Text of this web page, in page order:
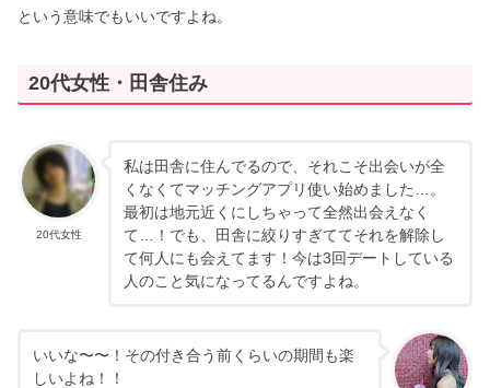
という意味でもいいですよね。
20代女性・田舎住み
20代女性
私は田舎に住んでるので、それこそ出会いが全
くなくてマッチングアプリ使い始めました…。
最初は地元近くにしちゃって全然出会えなく
て…！でも、田舎に絞りすぎててそれを解除し
て何人にも会えてます！今は3回デートしている
人のこと気になってるんですよね。
いいな〜〜！その付き合う前くらいの期間も楽
しいよね！！